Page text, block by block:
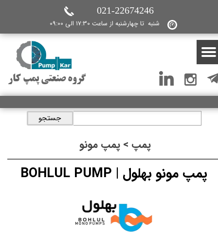
گروه صنعتی پمپ کار
شنبه تا چهارشنبه از ساعت 17:30 الی 09:00
021-22674246
جستجو
پمپ > پمپ مونو
پمپ مونو بهلول | BOHLUL PUMP